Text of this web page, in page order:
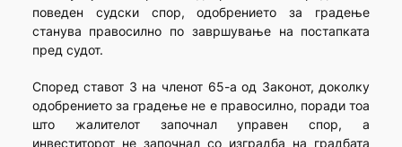
поведен судски спор, одобрението за градење
станува правосилно по завршување на постапката
пред судот.
Според ставот 3 на членот 65-а од Законот, доколку
одобрението за градење не е правосилно, поради тоа
што жалителот започнал управен спор, а
инвеститорот не започнал со изградба на градбата